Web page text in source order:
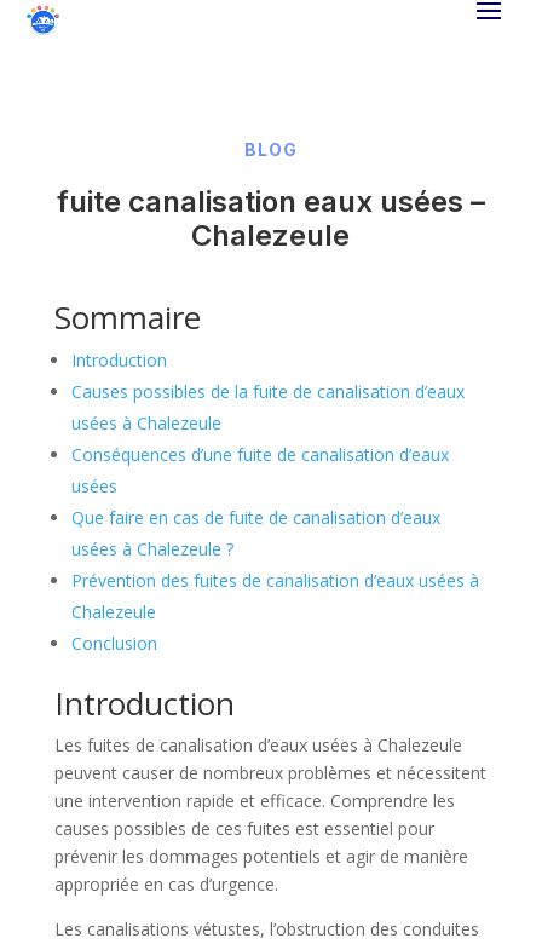
BLOG
fuite canalisation eaux usées –
Chalezeule
Sommaire
Introduction
Causes possibles de la fuite de canalisation d’eaux
usées à Chalezeule
Conséquences d’une fuite de canalisation d’eaux
usées
Que faire en cas de fuite de canalisation d’eaux
usées à Chalezeule ?
Prévention des fuites de canalisation d’eaux usées à
Chalezeule
Conclusion
Introduction
Les fuites de canalisation d’eaux usées à Chalezeule
peuvent causer de nombreux problèmes et nécessitent
une intervention rapide et efficace. Comprendre les
causes possibles de ces fuites est essentiel pour
prévenir les dommages potentiels et agir de manière
appropriée en cas d’urgence.
Les canalisations vétustes, l’obstruction des conduites